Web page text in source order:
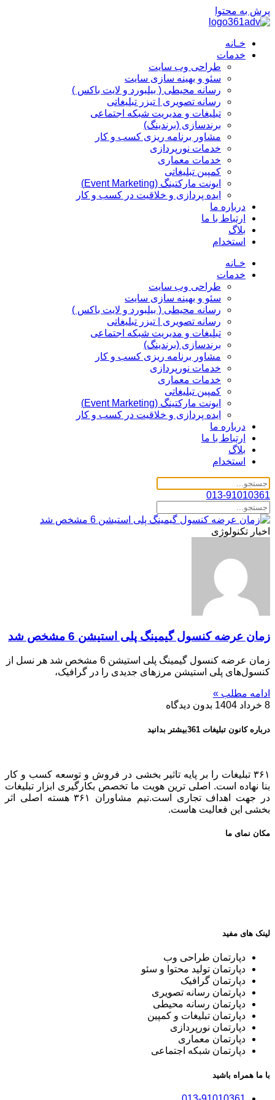
پرش به محتوا
خـانه
خدمات
طراحی وب سایت
سئو و بهینه سازی سایت
رسانه محیطی ( بیلبورد و لایت باکس )
رسانه تصویری | تیزر تبلیغاتی
تبلیغات و مدیریت شبکه اجتماعی
برندسازی (برندینگ)‌
مشاور برنامه ریزی کسب و کار
خدمات نورپردازی
خدمات معماری
کمپین تبلیغاتی
ایونت مارکتینگ (Event Marketing)
ایده پردازی و خلاقیت در کسب و کار
درباره ما
ارتباط با ما
بلاگ
استخدام
خـانه
خدمات
طراحی وب سایت
سئو و بهینه سازی سایت
رسانه محیطی ( بیلبورد و لایت باکس )
رسانه تصویری | تیزر تبلیغاتی
تبلیغات و مدیریت شبکه اجتماعی
برندسازی (برندینگ)‌
مشاور برنامه ریزی کسب و کار
خدمات نورپردازی
خدمات معماری
کمپین تبلیغاتی
ایونت مارکتینگ (Event Marketing)
ایده پردازی و خلاقیت در کسب و کار
درباره ما
ارتباط با ما
بلاگ
استخدام
013-91010361
اخبار تکنولوژی
زمان عرضه کنسول گیمینگ پلی استیشن 6 مشخص شد
زمان عرضه کنسول گیمینگ پلی استیشن 6 مشخص شد هر نسل از
کنسول‌های پلی استیشن مرزهای جدیدی را در گرافیک،
ادامه مطلب »
8 خرداد 1404
بدون دیدگاه
درباره کانون تبلیغات 361بیشتر بدانید
۳۶۱ تبلیغات را بر پایه تاثیر بخشی در فروش و توسعه کسب و کار
بنا نهاده است. اصلی ترین هویت ما تخصص بکارگیری ابزار تبلیغات
در جهت اهداف تجاری است.تیم مشاوران ۳۶۱ هسته اصلی اثر
بخشی این فعالیت هاست.
مکان نمای ما
لینک های مفید
دپارتمان طراحی وب
دپارتمان تولید محتوا و سئو
دپارتمان گرافیک
دپارتمان رسانه تصویری
دپارتمان رسانه محیطی
دپارتمان تبلیغات و کمپین
دپارتمان نورپردازی
دپارتمان معماری
دپارتمان شبکه اجتماعی
با ما همراه باشید